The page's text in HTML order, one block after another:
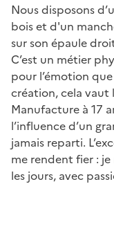
Nous disposons
bois et d'un
sur son épaule
C’est un métier
pour l’émotion
création, cela vaut
Manufacture à 17
l’influence d’un
jamais reparti.
me rendent fier :
les jours, avec